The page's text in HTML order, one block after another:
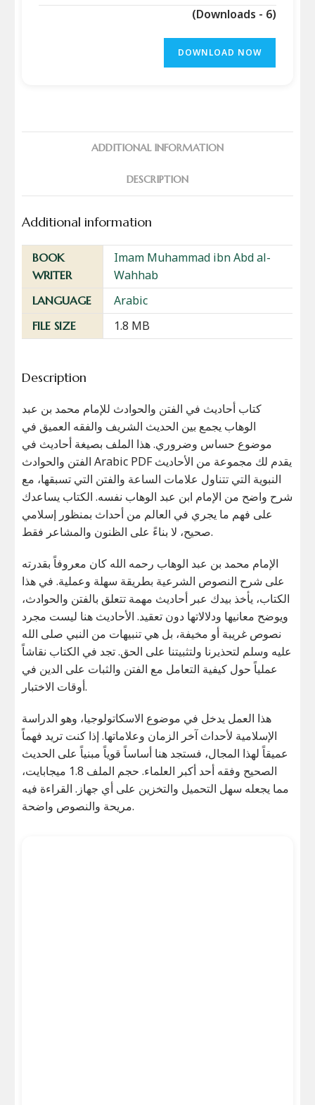
(Downloads - 6)
DOWNLOAD NOW
ADDITIONAL INFORMATION
DESCRIPTION
Additional information
BOOK
WRITER
Imam Muhammad ibn Abd al-
Wahhab
LANGUAGE Arabic
FILE SIZE 1.8 MB
Description
كتاب أحاديث في الفتن والحوادث للإمام محمد بن عبد
الوهاب يجمع بين الحديث الشريف والفقه العميق في
موضوع حساس وضروري. هذا الملف بصيغة أحاديث في
الفتن والحوادث Arabic PDF يقدم لك مجموعة من الأحاديث
النبوية التي تتناول علامات الساعة والفتن التي تسبقها، مع
شرح واضح من الإمام ابن عبد الوهاب نفسه. الكتاب يساعدك
على فهم ما يجري في العالم من أحداث بمنظور إسلامي
صحيح، لا بناءً على الظنون والمشاعر فقط.
الإمام محمد بن عبد الوهاب رحمه الله كان معروفاً بقدرته
على شرح النصوص الشرعية بطريقة سهلة وعملية. في هذا
الكتاب، يأخذ بيدك عبر أحاديث مهمة تتعلق بالفتن والحوادث،
ويوضح معانيها ودلالاتها دون تعقيد. الأحاديث هنا ليست مجرد
نصوص غريبة أو مخيفة، بل هي تنبيهات من النبي صلى الله
عليه وسلم لتحذيرنا ولتثبيتنا على الحق. تجد في الكتاب نقاشاً
عملياً حول كيفية التعامل مع الفتن والثبات على الدين في
أوقات الاختبار.
هذا العمل يدخل في موضوع الاسكاتولوجيا، وهو الدراسة
الإسلامية لأحداث آخر الزمان وعلاماتها. إذا كنت تريد فهماً
عميقاً لهذا المجال، فستجد هنا أساساً قوياً مبنياً على الحديث
الصحيح وفقه أحد أكبر العلماء. حجم الملف 1.8 ميجابايت،
مما يجعله سهل التحميل والتخزين على أي جهاز. القراءة فيه
مريحة والنصوص واضحة.